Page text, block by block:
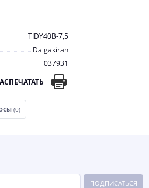
TIDY40B-7,5
Dalgakiran
037931
(0)
ПОДПИСАТЬСЯ